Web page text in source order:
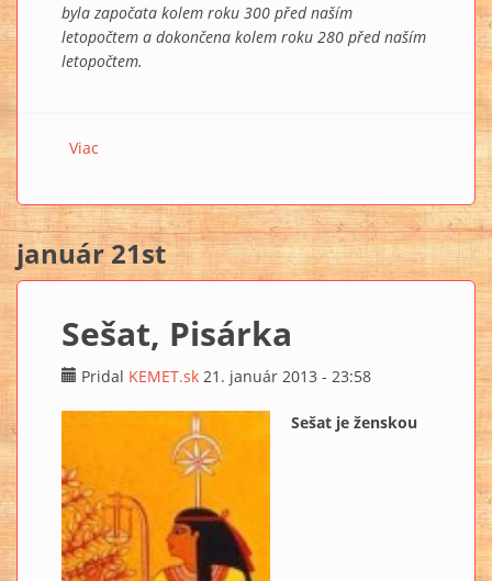
byla započata kolem roku 300 před naším
letopočtem a dokončena kolem roku 280 před naším
letopočtem.
Viac
január 21st
Sešat, Pisárka
Pridal KEMET.sk 21. január 2013 - 23:58
Sešat je ženskou